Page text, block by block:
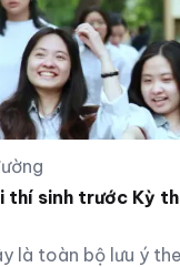
thí sinh trước Kỳ
là toàn bộ lưu ý